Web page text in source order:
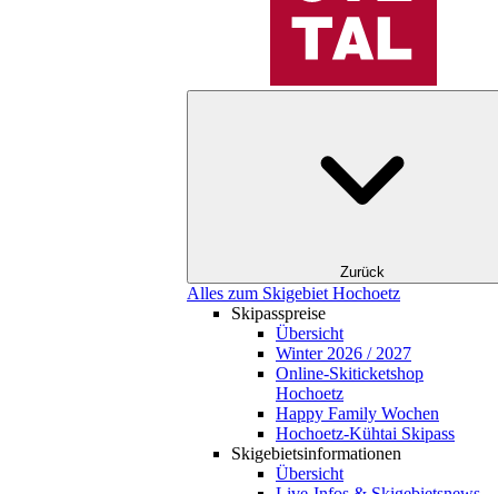
Zurück
Alles zum Skigebiet Hochoetz
Skipasspreise
Übersicht
Winter 2026 / 2027
Online-Skiticketshop
Hochoetz
Happy Family Wochen
Hochoetz-Kühtai Skipass
Skigebietsinformationen
Übersicht